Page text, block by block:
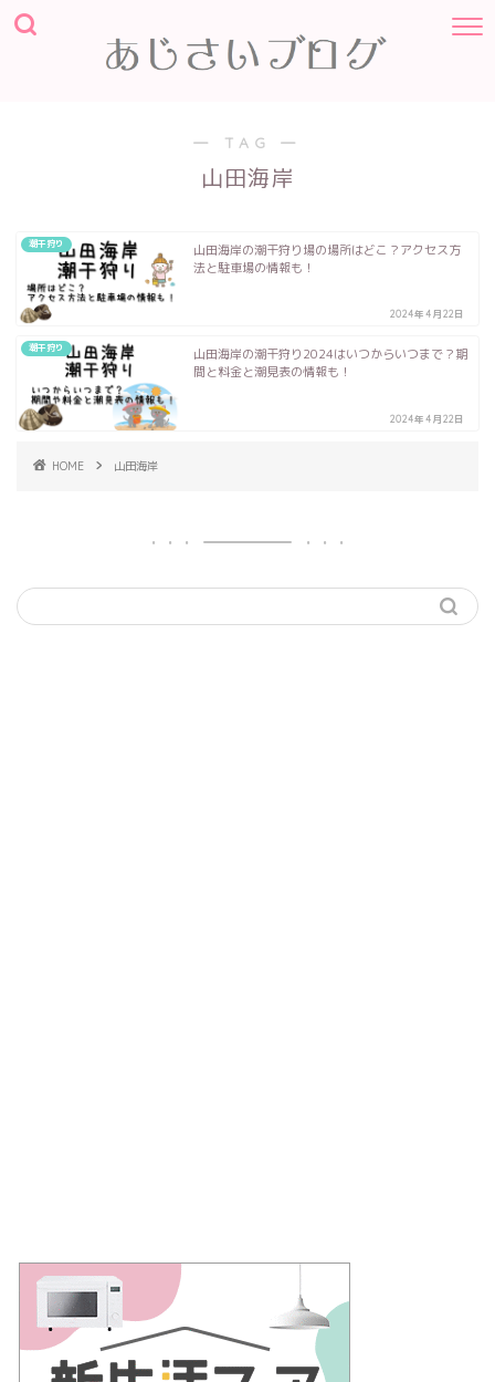
― TAG ―
山田海岸
潮干狩り
山田海岸の潮干狩り場の場所はどこ？アクセス方
法と駐車場の情報も！
2024年4月22日
潮干狩り
山田海岸の潮干狩り2024はいつからいつまで？期
間と料金と潮見表の情報も！
2024年4月22日
HOME 山田海岸